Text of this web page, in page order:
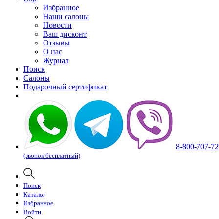
Избранное
Наши салоны
Новости
Ваш дисконт
Отзывы
О нас
Журнал
Поиск
Салоны
Подарочный сертификат
8-800-707-
(звонок бесплатный)
Поиск
Каталог
Избранное
Войти